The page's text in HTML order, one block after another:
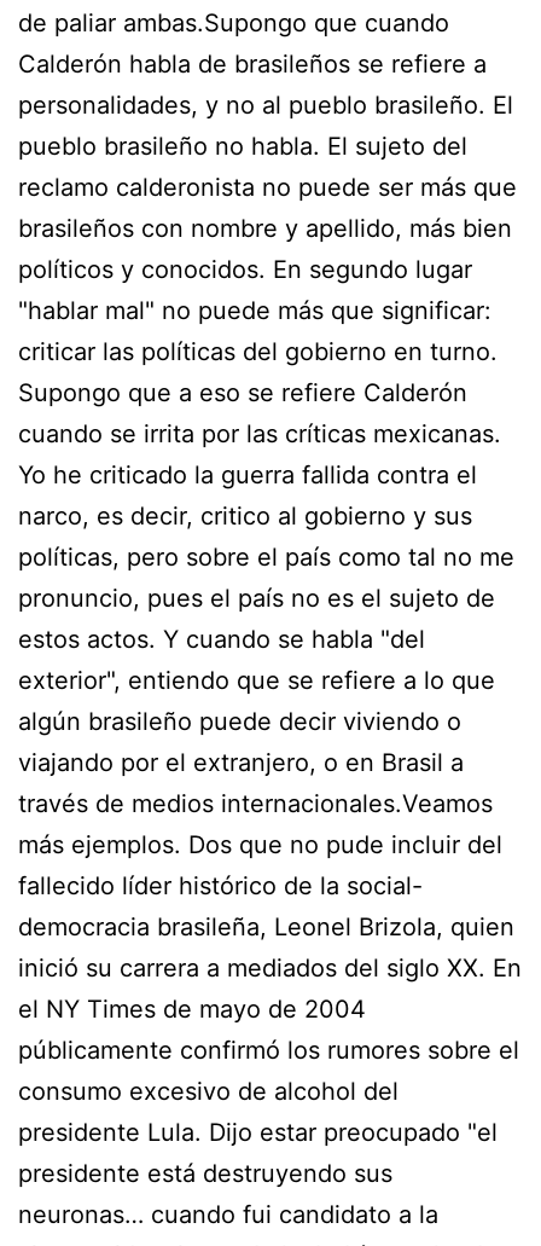
de paliar ambas.Supongo que cuando
Calderón habla de brasileños se refiere a
personalidades, y no al pueblo brasileño. El
pueblo brasileño no habla. El sujeto del
reclamo calderonista no puede ser más que
brasileños con nombre y apellido, más bien
políticos y conocidos. En segundo lugar
"hablar mal" no puede más que significar:
criticar las políticas del gobierno en turno.
Supongo que a eso se refiere Calderón
cuando se irrita por las críticas mexicanas.
Yo he criticado la guerra fallida contra el
narco, es decir, critico al gobierno y sus
políticas, pero sobre el país como tal no me
pronuncio, pues el país no es el sujeto de
estos actos. Y cuando se habla "del
exterior", entiendo que se refiere a lo que
algún brasileño puede decir viviendo o
viajando por el extranjero, o en Brasil a
través de medios internacionales.Veamos
más ejemplos. Dos que no pude incluir del
fallecido líder histórico de la social-
democracia brasileña, Leonel Brizola, quien
inició su carrera a mediados del siglo XX. En
el NY Times de mayo de 2004
públicamente confirmó los rumores sobre el
consumo excesivo de alcohol del
presidente Lula. Dijo estar preocupado "el
presidente está destruyendo sus
neuronas… cuando fui candidato a la